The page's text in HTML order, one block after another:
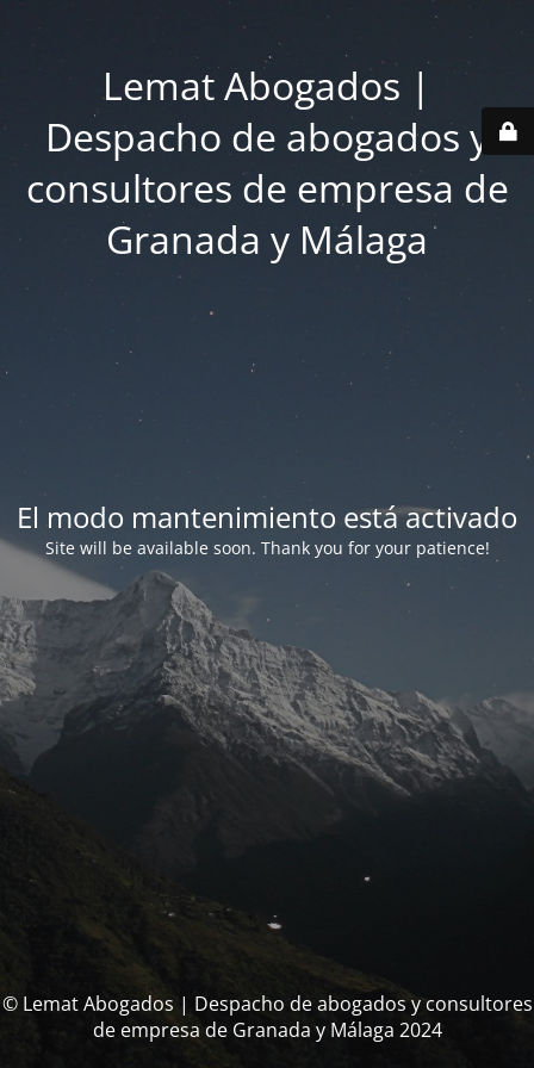
Lemat Abogados |
Despacho de abogados y
consultores de empresa de
Granada y Málaga
El modo mantenimiento está activado
Site will be available soon. Thank you for your patience!
© Lemat Abogados | Despacho de abogados y consultores
de empresa de Granada y Málaga 2024